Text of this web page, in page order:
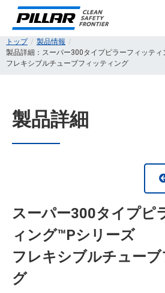
トップ
製品情報
製品詳細：スーパー300タイプピラーフィッティ
フレキシブルチューブフィッティング
製品詳細
スーパー300タイプピ
ィング™Pシリーズ
フレキシブルチュー
グ